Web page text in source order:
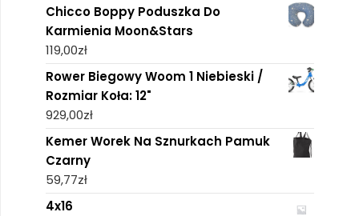
Chicco Boppy Poduszka Do
Karmienia Moon&Stars
119,00zł
Rower Biegowy Woom 1 Niebieski /
Rozmiar Koła: 12"
929,00zł
Kemer Worek Na Sznurkach Pamuk
Czarny
59,77zł
4x16